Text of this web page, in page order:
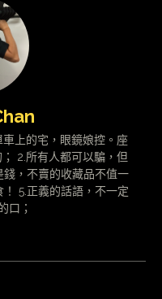
上的宅，眼鏡娘控。座
2.所有人都可以騙，但
，不賣的收藏品不值一
5.正義的話語，不一定
口；